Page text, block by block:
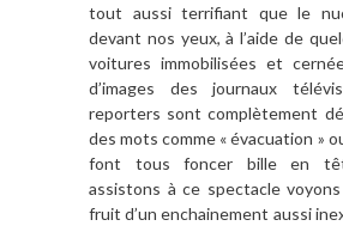
tout aussi terrifiant que le
devant nos yeux, à l’aide de
voitures immobilisées et
d’images des journaux
reporters sont complètement
des mots comme « évacuation »
font tous foncer bille en
assistons à ce spectacle
fruit d’un enchainement aussi